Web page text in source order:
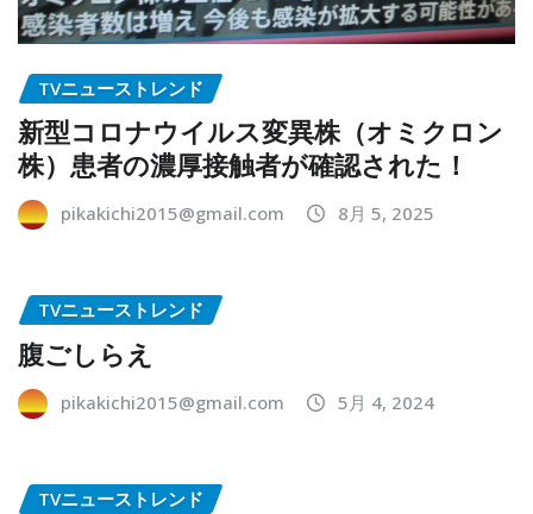
TVニューストレンド
新型コロナウイルス変異株（オミクロン
株）患者の濃厚接触者が確認された！
pikakichi2015@gmail.com 8月 5, 2025
TVニューストレンド
腹ごしらえ
pikakichi2015@gmail.com 5月 4, 2024
TVニューストレンド